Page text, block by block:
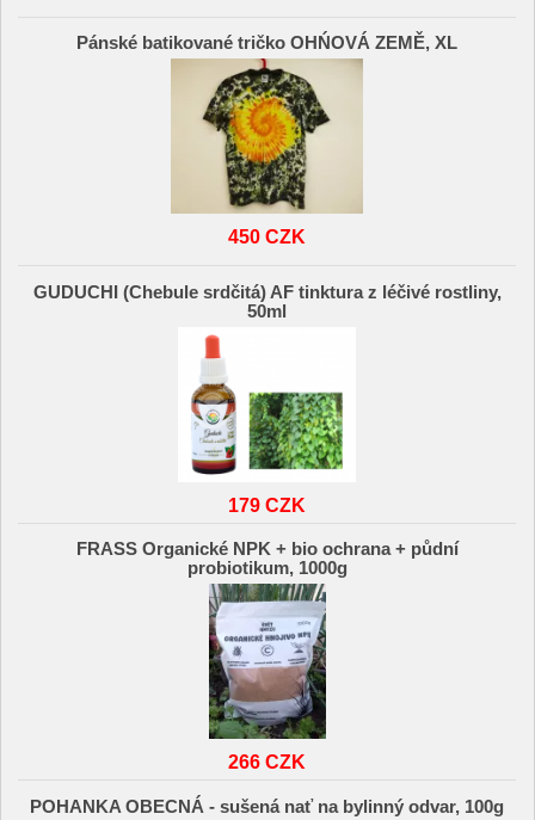
Pánské batikované tričko OHŃOVÁ ZEMĚ, XL
450 CZK
GUDUCHI (Chebule srdčitá) AF tinktura z léčivé rostliny,
50ml
179 CZK
FRASS Organické NPK + bio ochrana + půdní
probiotikum, 1000g
266 CZK
POHANKA OBECNÁ - sušená nať na bylinný odvar, 100g